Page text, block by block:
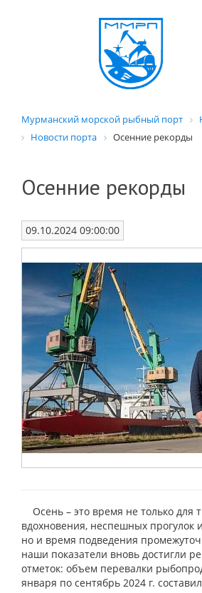
Мурманский морской рыбный порт
Новости порта
Осенние рекорды
Осенние рекорды
09.10.2024 09:00:00
Осень – это время не только для
вдохновения, неспешных прогулок
но и время подведения
наши показатели вновь достигли
отметок: объем перевалки
января по сентябрь 2024 г.